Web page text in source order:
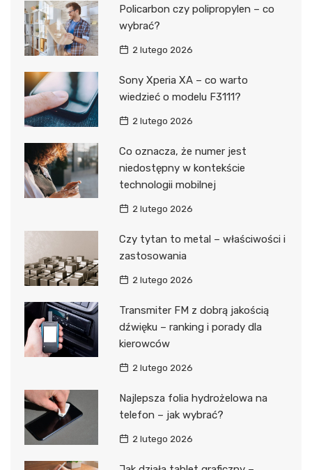
Policarbon czy polipropylen – co
wybrać?
2 lutego 2026
Sony Xperia XA – co warto
wiedzieć o modelu F3111?
2 lutego 2026
Co oznacza, że numer jest
niedostępny w kontekście
technologii mobilnej
2 lutego 2026
Czy tytan to metal – właściwości i
zastosowania
2 lutego 2026
Transmiter FM z dobrą jakością
dźwięku – ranking i porady dla
kierowców
2 lutego 2026
Najlepsza folia hydrożelowa na
telefon – jak wybrać?
2 lutego 2026